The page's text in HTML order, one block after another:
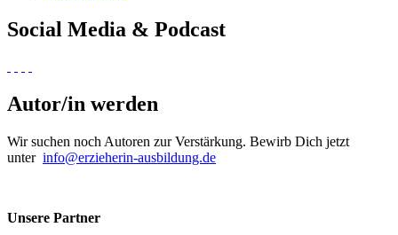
Social Media & Podcast
Autor/in werden
Wir suchen noch Autoren zur Verstärkung. Bewirb Dich jetzt
unter info@erzieherin-ausbildung.de
Unsere Partner